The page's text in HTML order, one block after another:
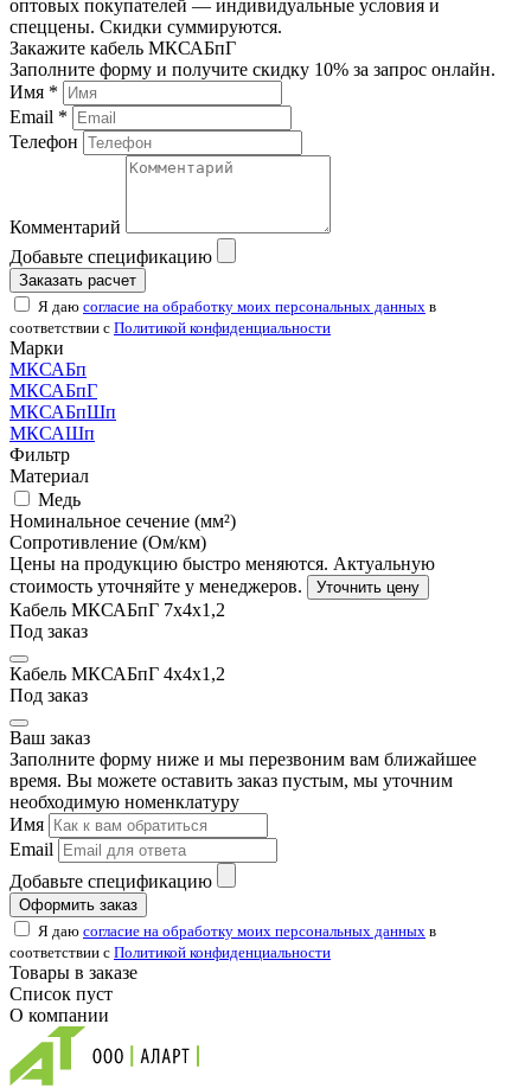
оптовых покупателей — индивидуальные условия и
спеццены. Скидки суммируются.
Закажите кабель МКСАБпГ
Заполните форму и получите скидку 10% за запрос онлайн.
Имя *
Email *
Телефон
Комментарий
Добавьте спецификацию
Заказать расчет
Я даю согласие на обработку моих персональных данных в
соответствии с Политикой конфиденциальности
Марки
МКСАБп
МКСАБпГ
МКСАБпШп
МКСАШп
Фильтр
Материал
Медь
Номинальное сечение (мм²)
Сопротивление (Ом/км)
Цены на продукцию быстро меняются. Актуальную
стоимость уточняйте у менеджеров.
Уточнить цену
Кабель МКСАБпГ 7х4х1,2
Под заказ
Кабель МКСАБпГ 4х4х1,2
Под заказ
Ваш заказ
Заполните форму ниже и мы перезвоним вам ближайшее
время. Вы можете оставить заказ пустым, мы уточним
необходимую номенклатуру
Имя
Email
Добавьте спецификацию
Оформить заказ
Я даю согласие на обработку моих персональных данных в
соответствии с Политикой конфиденциальности
Товары в заказе
Список пуст
О компании